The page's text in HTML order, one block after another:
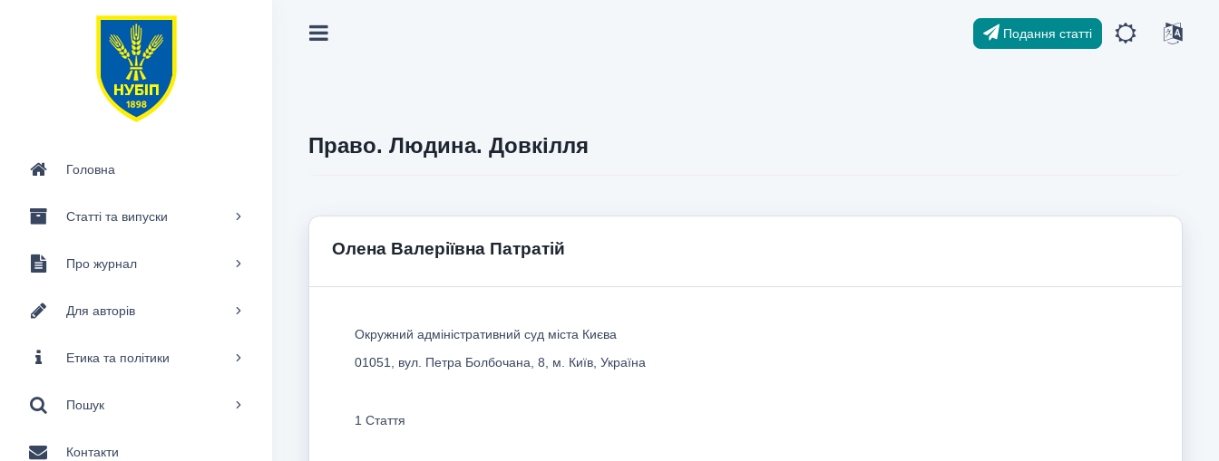
Головна
Статті та випуски
Про журнал
Для авторів
Етика та політики
Пошук
Контакти
Подання статті
Право. Людина. Довкілля
Олена Валеріївна Патратій
Окружний адміністративний суд міста Києва
01051, вул. Петра Болбочана, 8, м. Київ, Україна
1 Стаття